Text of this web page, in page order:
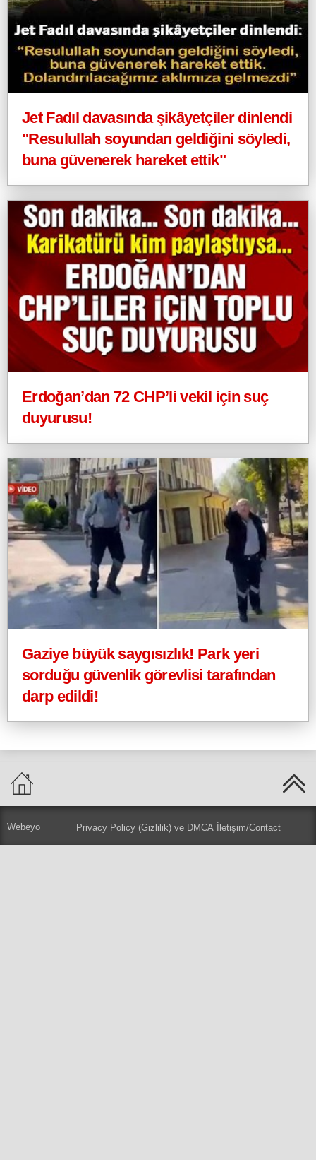
Jet Fadıl davasında şikâyetçiler dinlendi
"Resulullah soyundan geldiğini söyledi,
buna güvenerek hareket ettik"
Erdoğan’dan 72 CHP’li vekil için suç
duyurusu!
Gaziye büyük saygısızlık! Park yeri
sorduğu güvenlik görevlisi tarafından
darp edildi!
Webeyo Privacy Policy (Gizlilik) ve DMCA İletişim/Contact